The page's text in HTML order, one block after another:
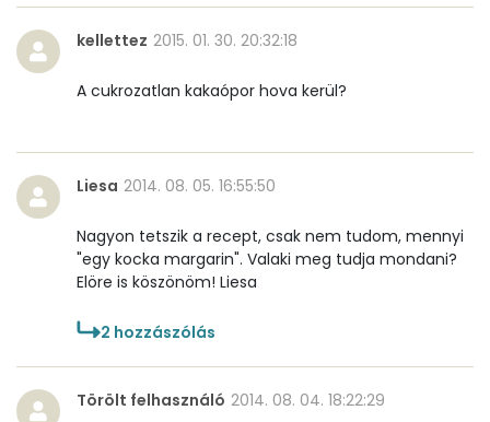
Niacin - B3 vitamin:
Pantoténsav - B5 vitamin:
Kolin:
Retinol - A vitamin:
293 micro
α-karotin
β-karotin
β-crypt
1 micro
kellettez 2015. 01. 30. 20:32:18
A cukrozatlan kakaópor hova kerül?
Liesa 2014. 08. 05. 16:55:50
Nagyon tetszik a recept, csak nem tudom, mennyi
"egy kocka margarin". Valaki meg tudja mondani?
Elöre is köszönöm! Liesa
2 hozzászólás
Törölt felhasználó 2014. 08. 04. 18:22:29